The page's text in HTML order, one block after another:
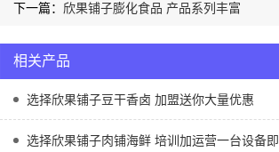
下一篇： 欣果铺子膨化食品 产品系列丰富
相关产品
选择欣果铺子豆干香卤 加盟送你大量优惠
选择欣果铺子肉铺海鲜 培训加运营一台设备